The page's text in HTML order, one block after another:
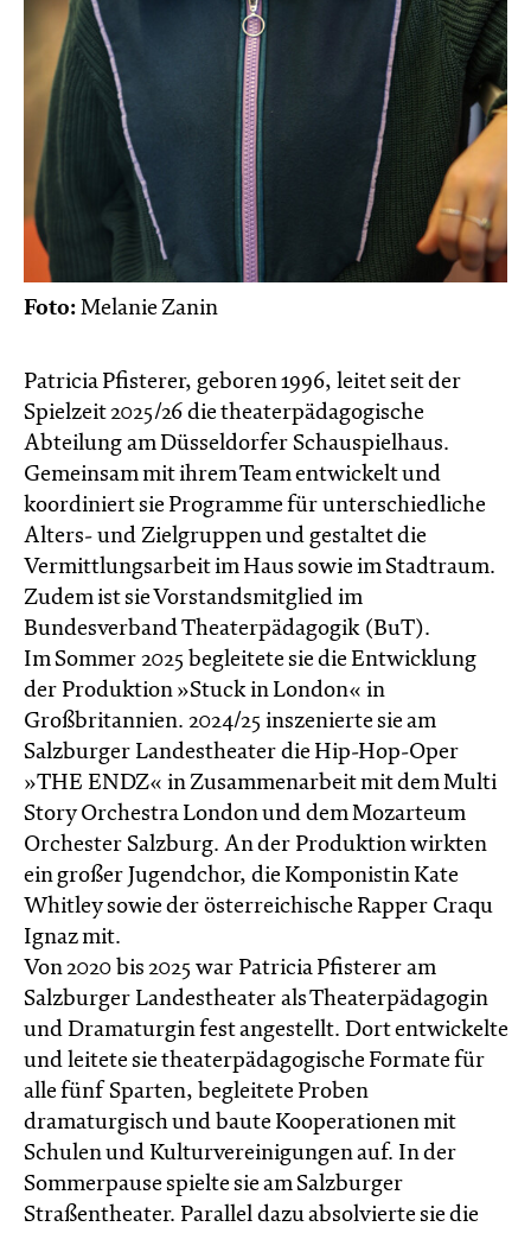
Foto: Melanie Zanin
Patricia Pfisterer, geboren 1996, leitet seit der
Spielzeit 2025/26 die theaterpädagogische
Abteilung am Düsseldorfer Schauspielhaus.
Gemeinsam mit ihrem Team entwickelt und
koordiniert sie Programme für unterschiedliche
Alters- und Zielgruppen und gestaltet die
Vermittlungsarbeit im Haus sowie im Stadtraum.
Zudem ist sie Vorstandsmitglied im
Bundesverband Theaterpädagogik (BuT).
Im Sommer 2025 begleitete sie die Entwicklung
der Produktion »Stuck in London« in
Großbritannien. 2024/25 inszenierte sie am
Salzburger Landestheater die Hip-Hop-Oper
»THE ENDZ« in Zusammenarbeit mit dem Multi
Story Orchestra London und dem Mozarteum
Orchester Salzburg. An der Produktion wirkten
ein großer Jugendchor, die Komponistin Kate
Whitley sowie der österreichische Rapper Craqu
Ignaz mit.
Von 2020 bis 2025 war Patricia Pfisterer am
Salzburger Landestheater als Theaterpädagogin
und Dramaturgin fest angestellt. Dort entwickelte
und leitete sie theaterpädagogische Formate für
alle fünf Sparten, begleitete Proben
dramaturgisch und baute Kooperationen mit
Schulen und Kulturvereinigungen auf. In der
Sommerpause spielte sie am Salzburger
Straßentheater. Parallel dazu absolvierte sie die